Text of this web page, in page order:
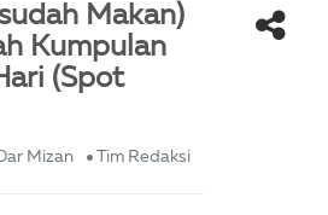
Makan)
Kumpulan
(Spot
Mizan Tim Redaksi